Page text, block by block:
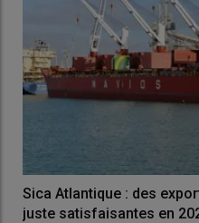
Sica Atlantique : des
juste satisfaisantes en